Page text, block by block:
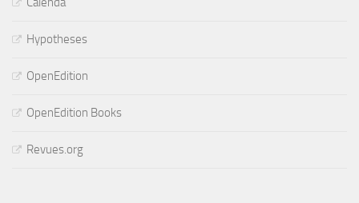
Hypotheses
OpenEdition
OpenEdition Books
Revues.org